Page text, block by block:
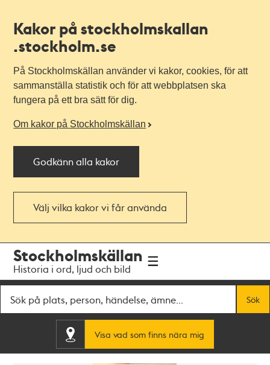
Kakor på stockholmskallan
.stockholm.se
På Stockholmskällan använder vi kakor, cookies, för att
sammanställa statistik och för att webbplatsen ska
fungera på ett bra sätt för dig.
Om kakor på Stockholmskällan
Godkänn alla kakor
Välj vilka kakor vi får använda
navigationen
huvudinnehållet
Stockholmskällan
Historia i ord, ljud och bild
Sök
Visa vad som finns nära mig